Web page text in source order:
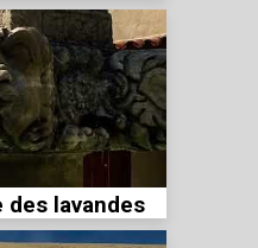
des lavandes